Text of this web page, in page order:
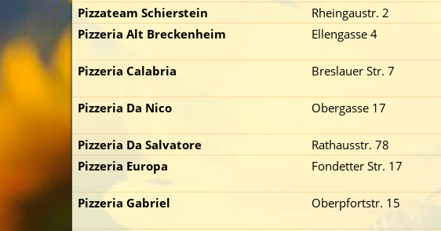
Pizzateam Schierstein Rheingaustr. 2
Pizzeria Alt Breckenheim
Ellengasse 4
Pizzeria Calabria
Breslauer Str. 7
Pizzeria Da Nico
Obergasse 17
Pizzeria Da Salvatore Rathausstr. 78
Pizzeria Europa
Fondetter Str. 17
Pizzeria Gabriel Oberpfortstr. 15